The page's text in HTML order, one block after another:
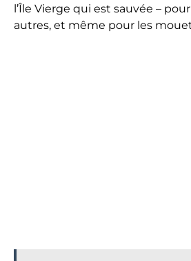
l’Île Vierge qui est sauvée –
autres, et même pour les